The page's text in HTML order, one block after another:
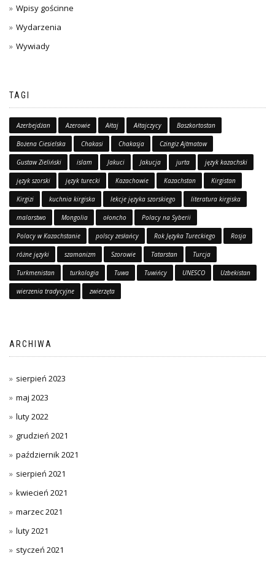
Wpisy gościnne
Wydarzenia
Wywiady
TAGI
Azerbejdżan Azerowie Ałtaj Ałtajczycy Baszkortostan
Bożena Ciesielska Chakasi Chakasja Czingiz Ajtmatow
Gustaw Zieliński islam Jakuci Jakucja jurta język kazachski
język szorski język turecki Kazachowie Kazachstan Kirgistan
Kirgizi kuchnia kirgiska lekcje języka szorskiego literatura kirgiska
malarstwo Mongolia ołoncho Polacy na Syberii
Polacy w Kazachstanie polscy zesłańcy Rok Języka Tureckiego Rosja
różne języki szamanizm Szorowie Tatarstan Turcja
Turkmenistan turkologia Tuwa Tuwińcy UNESCO Uzbekistan
wierzenia tradycyjne zwierzęta
ARCHIWA
sierpień 2023
maj 2023
luty 2022
grudzień 2021
październik 2021
sierpień 2021
kwiecień 2021
marzec 2021
luty 2021
styczeń 2021